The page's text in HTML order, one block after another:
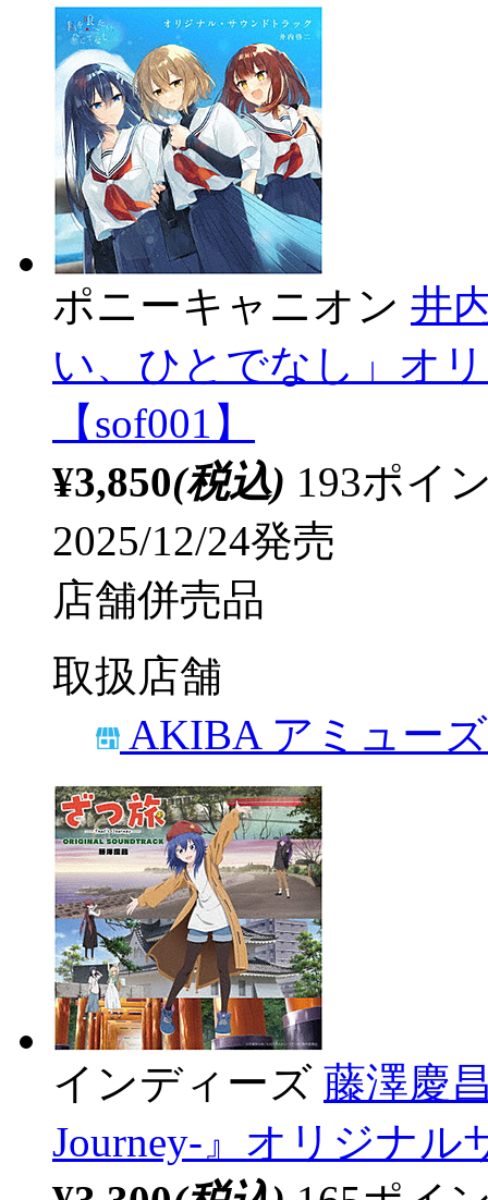
ポニーキャニオン 井
い、ひとでなし」オ
【sof001】
¥3,850(税込) 193ポイ
2025/12/24発売
店舗併売品
取扱店舗
AKIBA アミュー
インディーズ 藤澤慶
Journey-』オリジナル